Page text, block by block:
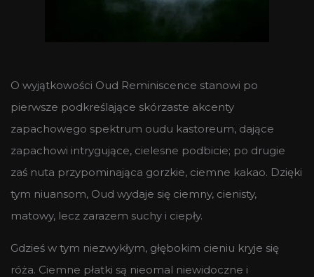
O wyjątkowości Oud Reminiscence stanowi po
pierwsze podkreślające skórzaste akcenty
zapachowego spektrum oudu kastoreum, dające
zapachowi intrygujące, cielesne podbicie; po drugie
zaś nuta przypominająca gorzkie, ciemne kakao. Dzięki
tym niuansom, Oud wydaje się ciemny, cienisty,
matowy, lecz zarazem suchy i ciepły.
Gdzieś w tym niezwykłym, głębokim cieniu kryje się
róża. Ciemne płatki są nieomal niewidoczne i